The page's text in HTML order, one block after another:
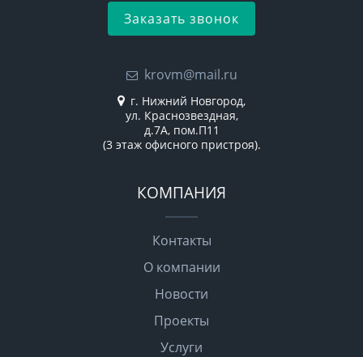
Заказать звонок
krovm@mail.ru
г. Нижний Новгород,
ул. Краснозвездная,
д.7А, пом.П11
(3 этаж офисного пристроя).
КОМПАНИЯ
Контакты
О компании
Новости
Проекты
Услуги